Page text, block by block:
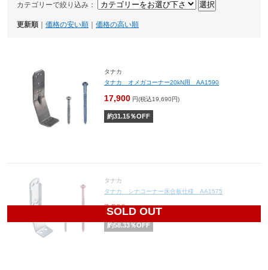
カテゴリーで絞り込み：
更新順 価格の安い順 価格の高い順
タナカ
タナカ オメガコーナー20kN用 AA1590
17,900 円(税込19,690円)
約31.15％OFF
SOLD OUT
タナカ
タナカ シナコーナー床合板仕様 AA1575
7,500 円(税込8,250円)
約58.33％OFF